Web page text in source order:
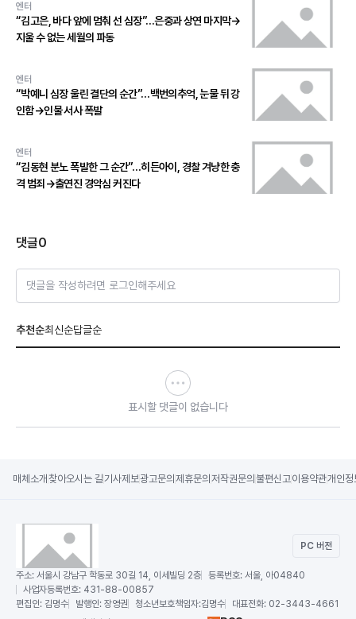
엔터
“김고은, 바다 앞에 멈춰 선 심장”…은중과 상연 마지막→
지울 수 없는 세월의 파동
엔터
“박예니 심장 울린 결단의 순간”…백번의추억, 눈물 뒤 강
인함→인물 서사 폭발
엔터
“김동현 분노 폭발한 그 순간”…히든아이, 경찰 겨냥한 충
격 범죄→출연진 경악심 커진다
댓글0
댓글을 작성하려면 로그인해주세요
추천순최신순답글순
표시할 댓글이 없습니다
매체소개 찾아오시는 길기사제보광고문의 제휴문의 저작권문의 불편신고이용약관개인정
PC 버전
주소: 서울시 강남구 학동로 30길 14, 이세빌딩 2층 등록번호: 서울, 아04840
사업자등록번호: 431-88-00857
편집인: 김명수 발행인: 장영권 청소년보호책임자:김명수 대표전화: 02-3443-4661